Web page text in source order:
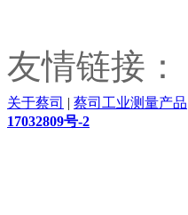
友情链接：
关于蔡司 | 蔡司工业测量产品
17032809号-2